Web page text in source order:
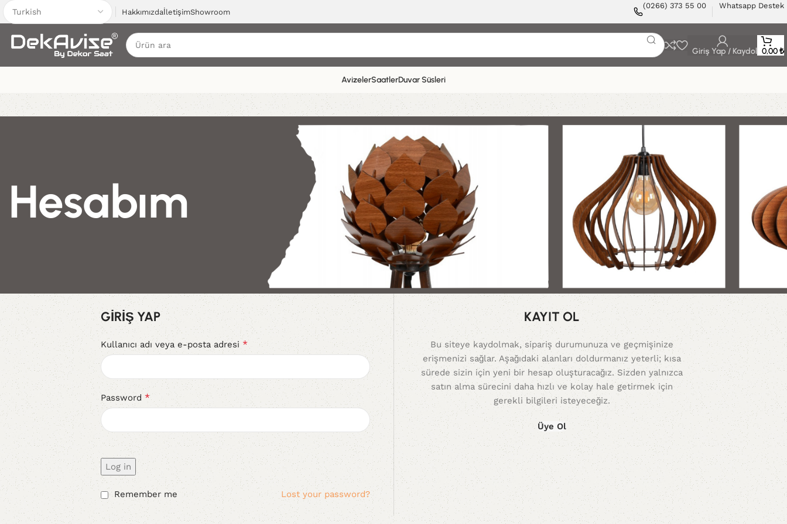
HakkımızdaİletişimShowroom
(0266) 373 55 00 Whatsapp Destek
Giriş Yap / Kaydol 0,00₺
AvizelerSaatlerDuvar Süsleri
Hesabım
GIRIŞ YAP
Kullanıcı adı veya e-posta adresi *
Password *
Log in
Lost your password?
Remember me
KAYIT OL
Bu siteye kaydolmak, sipariş durumunuza ve geçmişinize
erişmenizi sağlar. Aşağıdaki alanları doldurmanız yeterli; kısa
sürede sizin için yeni bir hesap oluşturacağız. Sizden yalnızca
satın alma sürecini daha hızlı ve kolay hale getirmek için
gerekli bilgileri isteyeceğiz.
Üye Ol